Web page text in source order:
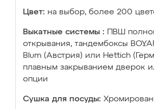
Цвет: на выбор, более 200
Выкатные системы :
ПВШ
открывания, тандембоксы
Blum (Австрия) или Hettich
плавным закрыванием дверок
опции
Сушка для посуды: